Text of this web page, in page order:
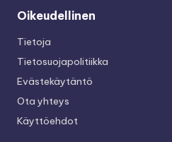
Oikeudellinen
Tietoja
Tietosuojapolitiikka
Evästekäytäntö
Ota yhteys
Käyttöehdot